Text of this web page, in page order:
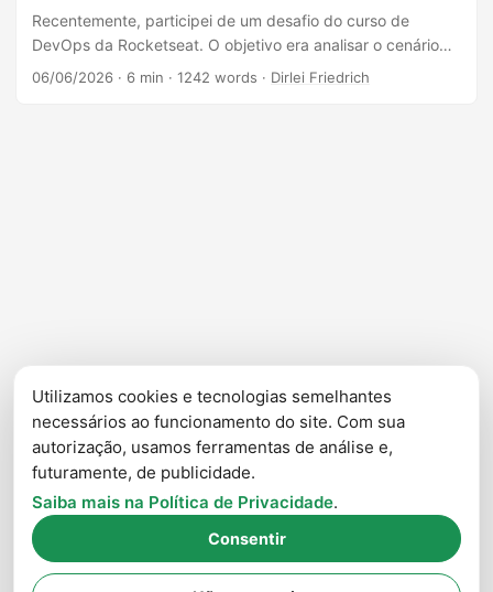
Recentemente, participei de um desafio do curso de
DevOps da Rocketseat. O objetivo era analisar o cenário
de uma empresa fictícia e propor melhorias com base no
06/06/2026 · 6 min · 1242 words · Dirlei Friedrich
Utilizamos cookies e tecnologias semelhantes
necessários ao funcionamento do site. Com sua
autorização, usamos ferramentas de análise e,
futuramente, de publicidade.
Saiba mais na Política de Privacidade.
Consentir